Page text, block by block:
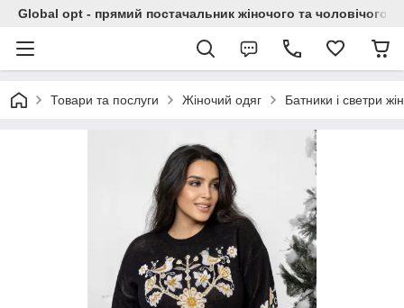
Global opt - прямий постачальник жіночого та чоловічого
Товари та послуги Жіночий одяг Батники і светри